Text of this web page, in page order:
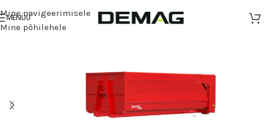
Mine navigeerimisele
Mine põhilehele
MENÜÜ